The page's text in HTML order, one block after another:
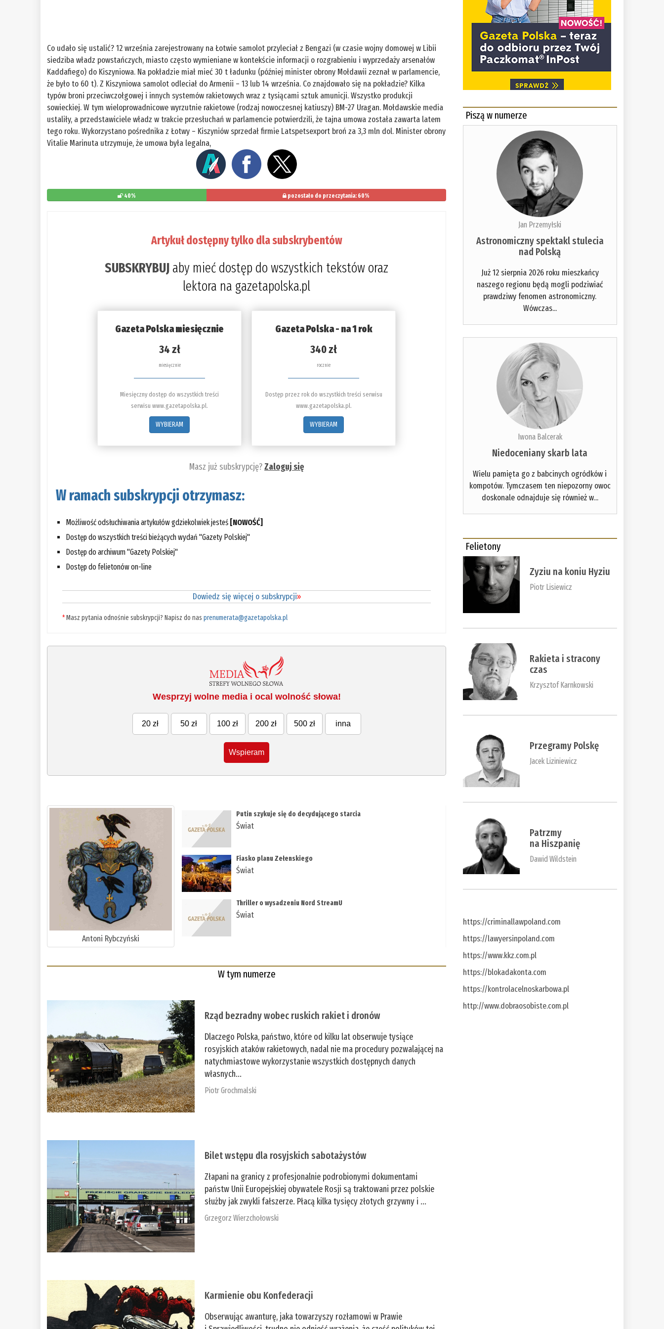
Co udało się ustalić? 12 września zarejestrowany na Łotwie samolot przyleciał z Bengazi (w czasie wojny domowej w Libii
siedziba władz powstańczych, miasto często wymieniane w kontekście informacji o rozgrabieniu i wyprzedaży arsenałów
Kaddafiego) do Kiszyniowa. Na pokładzie miał mieć 30 t ładunku (później minister obrony Mołdawii zeznał w parlamencie,
że było to 60 t). Z Kiszyniowa samolot odleciał do Armenii – 13 lub 14 września. Co znajdowało się na pokładzie? Kilka
typów broni przeciwczołgowej i innych systemów rakietowych wraz z tysiącami sztuk amunicji. Wszystko produkcji
sowieckiej. W tym wieloprowadnicowe wyrzutnie rakietowe (rodzaj nowoczesnej katiuszy) BM-27 Uragan. Mołdawskie media
ustaliły, a przedstawiciele władz w trakcie przesłuchań w parlamencie potwierdzili, że tajna umowa została zawarta latem
tego roku. Wykorzystano pośrednika z Łotwy – Kiszyniów sprzedał firmie Latspetsexport broń za 3,3 mln dol. Minister obrony
Vitalie Marinuta utrzymuje, że umowa była legalna,
40% pozostało do przeczytania: 60%
Artykuł dostępny tylko dla subskrybentów
SUBSKRYBUJ aby mieć dostęp do wszystkich tekstów oraz
lektora na gazetapolska.pl
Gazeta Polska miesięcznie
34 zł
miesięcznie
Miesięczny dostęp do wszystkich treści
serwisu www.gazetapolska.pl.
WYBIERAM
Gazeta Polska - na 1 rok
340 zł
rocznie
Dostęp przez rok do wszystkich treści serwisu
www.gazetapolska.pl.
WYBIERAM
Masz już subskrypcję?Zaloguj się
W ramach subskrypcji otrzymasz:
Możliwość odsłuchiwania artykułów gdziekolwiek jesteś [NOWOŚĆ]
Dostęp do wszystkich treści bieżących wydań "Gazety Polskiej"
Dostęp do archiwum "Gazety Polskiej"
Dostęp do felietonów on-line
Dowiedz się więcej o subskrypcji»
*Masz pytania odnośnie subskrypcji? Napisz do nasprenumerata@gazetapolska.pl
Wesprzyj wolne media i ocal wolność słowa!
20 zł 50 zł 100 zł 200 zł 500 zł inna
Wspieram
Antoni Rybczyński
Putin szykuje się do decydującego starcia
Świat
Fiasko planu Zełenskiego
Świat
Thriller o wysadzeniu Nord StreamU
Świat
W tym numerze
Rząd bezradny wobec ruskich rakiet i dronów
Dlaczego Polska, państwo, które od kilku lat obserwuje tysiące
rosyjskich ataków rakietowych, nadal nie ma procedury pozwalającej na
natychmiastowe wykorzystanie wszystkich dostępnych danych
własnych...
Piotr Grochmalski
Bilet wstępu dla rosyjskich sabotażystów
Złapani na granicy z profesjonalnie podrobionymi dokumentami
państw Unii Europejskiej obywatele Rosji są traktowani przez polskie
służby jak zwykli fałszerze. Płacą kilka tysięcy złotych grzywny i ...
Grzegorz Wierzchołowski
Karmienie obu Konfederacji
Obserwując awanturę, jaka towarzyszy rozłamowi w Prawie
Piszą w numerze
Jan Przemyłski
Astronomiczny spektakl stulecia
nad Polską
Już 12 sierpnia 2026 roku mieszkańcy
naszego regionu będą mogli podziwiać
prawdziwy fenomen astronomiczny.
Wówczas...
Iwona Balcerak
Niedoceniany skarb lata
Wielu pamięta go z babcinych ogródków i
kompotów. Tymczasem ten niepozorny owoc
doskonale odnajduje się również w...
Felietony
Zyziu na koniu Hyziu
Piotr Lisiewicz
Rakieta i stracony
czas
Krzysztof Karnkowski
Przegramy Polskę
Jacek Liziniewicz
Patrzmy
na Hiszpanię
Dawid Wildstein
https://criminallawpoland.com
https://lawyersinpoland.com
https://www.kkz.com.pl
https://blokadakonta.com
https://kontrolacelnoskarbowa.pl
http://www.dobraosobiste.com.pl